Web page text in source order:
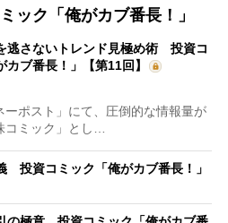
ック「俺がカブ番長！」
逃さないトレンド見極め術 投資コ
カブ番長！」【第11回】
ポスト」にて、圧倒的な情報量が
ミック」とし…
投資コミック「俺がカブ番長！」